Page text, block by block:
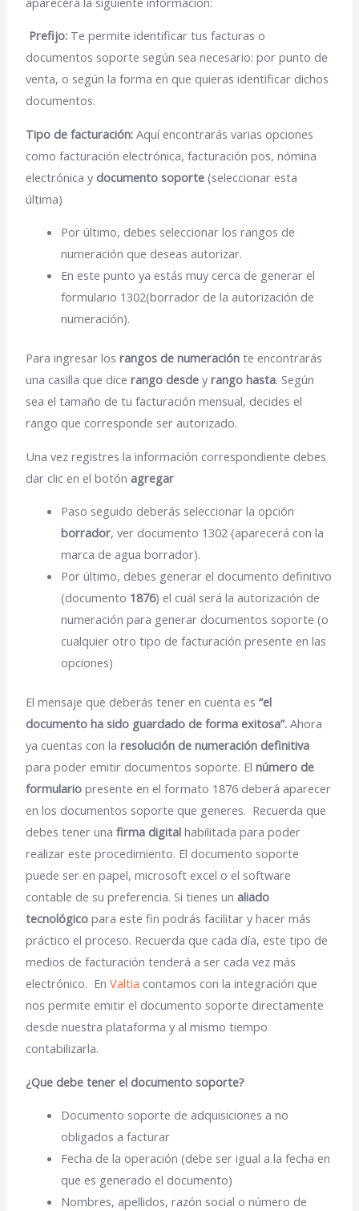
Prefijo: Te permite identificar tus facturas o
documentos soporte según sea necesario: por punto de
venta, o según la forma en que quieras identificar dichos
documentos.
Tipo de facturación:Aquí encontrarás varias opciones
como facturación electrónica, facturación pos, nómina
electrónica ydocumento soporte(seleccionar esta
última)
Por último, debes seleccionar los rangos de
numeración que deseas autorizar.
En este punto ya estás muy cerca de generar el
formulario 1302(borrador de la autorización de
numeración).
Para ingresar losrangos de numeración te encontrarás
una casilla que dicerango desde yrango hasta. Según
sea el tamaño de tu facturación mensual, decides el
rango que corresponde ser autorizado.
Una vez registres la información correspondiente debes
dar clic en el botónagregar
Paso seguido deberás seleccionar la opción
borrador, ver documento 1302 (aparecerá con la
marca de agua borrador).
Por último, debes generar el documento definitivo
(documento 1876) el cuál será la autorización de
numeración para generar documentos soporte (o
cualquier otro tipo de facturación presente en las
opciones)
El mensaje que deberás tener en cuenta es“el
documento ha sido guardado de forma exitosa”. Ahora
ya cuentas con laresolución de numeración definitiva
para poder emitir documentos soporte. Elnúmero de
formulario presente en el formato 1876 deberá aparecer
en los documentos soporte que generes. Recuerda que
debes tener unafirma digital habilitada para poder
realizar este procedimiento. El documento soporte
puede ser en papel, microsoft excel o el software
contable de su preferencia. Si tienes unaliado
tecnológico para este fin podrás facilitar y hacer más
práctico el proceso. Recuerda que cada día, este tipo de
medios de facturación tenderá a ser cada vez más
electrónico. EnValtia contamos con la integración que
nos permite emitir el documento soporte directamente
desde nuestra plataforma y al mismo tiempo
contabilizarla.
¿Que debe tener el documento soporte?
Documento soporte de adquisiciones a no
obligados a facturar
Fecha de la operación (debe ser igual a la fecha en
que es generado el documento)
Nombres, apellidos, razón social o número de